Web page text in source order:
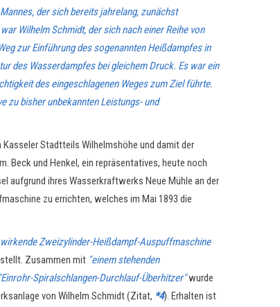
der sich bereits jahrelang, zunächst
Wilhelm Schmidt, der sich nach einer Reihe von
zur Einführung des sogenannten Heißdampfes in
des Wasserdampfes bei gleichem Druck. Es war ein
des eingeschlagenen Weges zum Ziel führte.
zu bisher unbekannten Leistungs- und
Stadtteils Wilhelmshöhe und damit der
Beck und Henkel, ein repräsentatives, heute noch
aufgrund ihres Wasserkraftwerks Neue Mühle an der
zu errichten, welches im Mai 1893 die
Zweizylinder-Heißdampf-Auspuffmaschine
Zusammen mit "einem stehenden
"Einrohr-Spiralschlangen-Durchlauf-Überhitzer"wurde
von Wilhelm Schmidt (Zitat, *4). Erhalten ist